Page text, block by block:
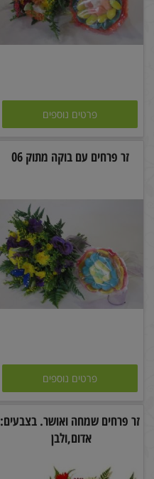
פרטים נוספים
זר פרחים עם בוקה מתוק 06
פרטים נוספים
זר פרחים שמחה ואושר. בצבעים:
אדום,ולבן